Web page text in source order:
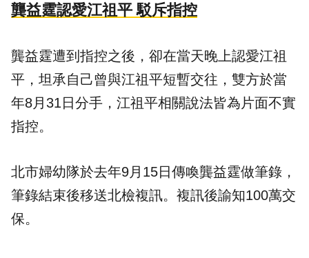
龔益霆認愛江祖平 駁斥指控
龔益霆遭到指控之後，卻在當天晚上認愛江祖
平，坦承自己曾與江祖平短暫交往，雙方於當
年8月31日分手，江祖平相關說法皆為片面不實
指控。
北市婦幼隊於去年9月15日傳喚龔益霆做筆錄，
筆錄結束後移送北檢複訊。複訊後諭知100萬交
保。